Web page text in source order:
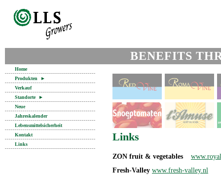
BENEFITS
Home
Produkten
►
Verkauf
Standorte
►
Neue
Jahreskalender
Lebensmittelsicherheit
Kontakt
Links
Links
ZON fruit & vegetables
Fresh-Valley www.fresh-valley.nl